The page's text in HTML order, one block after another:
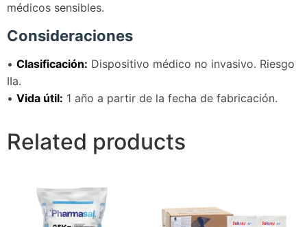
médicos sensibles.
Consideraciones
• Clasificación: Dispositivo médico no invasivo. Riesgo
IIa.
• Vida útil: 1 año a partir de la fecha de fabricación.
Related products